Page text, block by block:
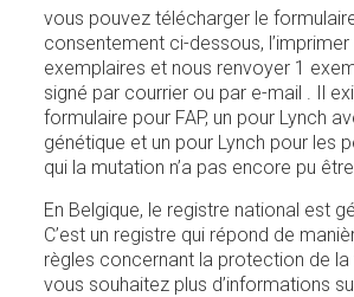
vous pouvez télécharger le
consentement ci-dessous, l’imprimer
exemplaires et nous renvoyer 1
signé par courrier ou par e-mail . Il
formulaire pour FAP, un pour Lynch
génétique et un pour Lynch pour les
qui la mutation n’a pas encore pu
En Belgique, le registre national est
C’est un registre qui répond de
règles concernant la protection de la
vous souhaitez plus d’informations